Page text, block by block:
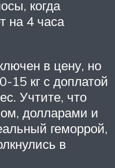
когда
на 4 часа
в цену, но
15 кг с доплатой
Учтите, что
долларами и
геморрой,
в